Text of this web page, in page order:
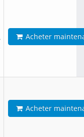
Acheter
Acheter